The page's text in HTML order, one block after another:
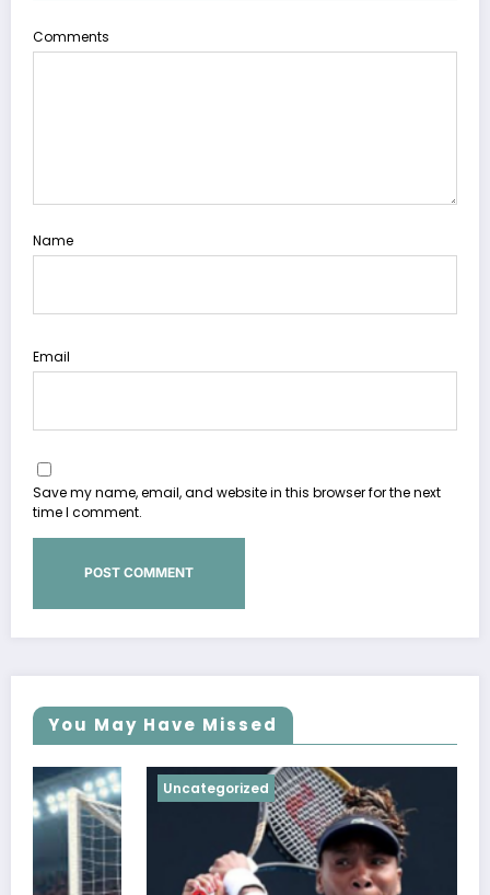
Comments
Name
Email
Save my name, email, and website in this browser for the next
time I comment.
You May Have Missed
Uncategorized